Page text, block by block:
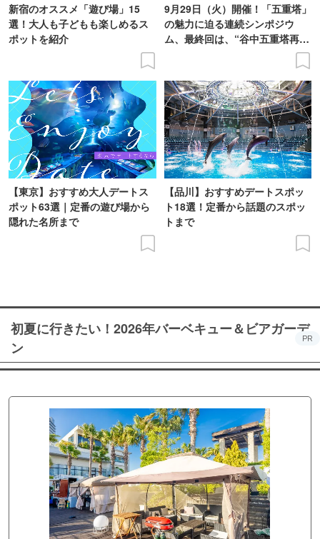
新宿のオススメ「遊び場」15
選！大人も子どもも楽しめるス
ポットを紹介
9月29日（火）開催！「五重塔」
の魅力に迫る連続シンポジウ
ム、最終回は、“谷中五重塔再建
【東京】おすすめ大人デートス
ポット63選｜定番の遊び場から
隠れた名所まで
【品川】おすすめデートスポッ
ト18選！定番から話題のスポッ
トまで
初夏に行きたい！2026年バーベキュー＆ビアガーデ
ン
PR